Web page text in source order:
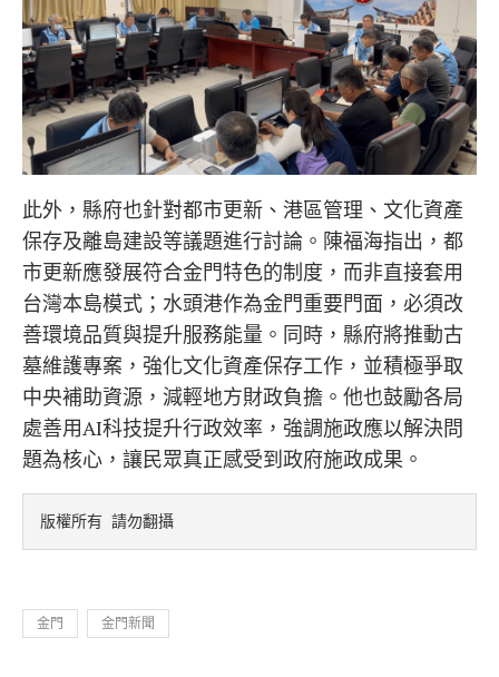
此外，縣府也針對都市更新、港區管理、文化資產
保存及離島建設等議題進行討論。陳福海指出，都
市更新應發展符合金門特色的制度，而非直接套用
台灣本島模式；水頭港作為金門重要門面，必須改
善環境品質與提升服務能量。同時，縣府將推動古
墓維護專案，強化文化資產保存工作，並積極爭取
中央補助資源，減輕地方財政負擔。他也鼓勵各局
處善用AI科技提升行政效率，強調施政應以解決問
題為核心，讓民眾真正感受到政府施政成果。
版權所有 請勿翻攝
金門 金門新聞